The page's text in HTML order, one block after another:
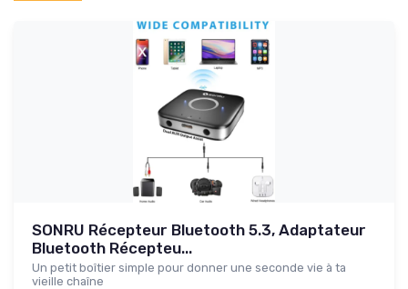
SONRU Récepteur Bluetooth 5.3, Adaptateur
Bluetooth Récepteu...
Un petit boîtier simple pour donner une seconde vie à ta
vieille chaîne